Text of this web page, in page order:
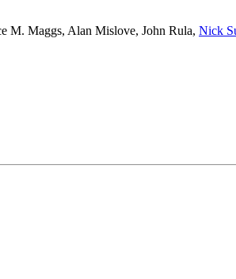
M. Maggs, Alan Mislove, John Rula, Nick